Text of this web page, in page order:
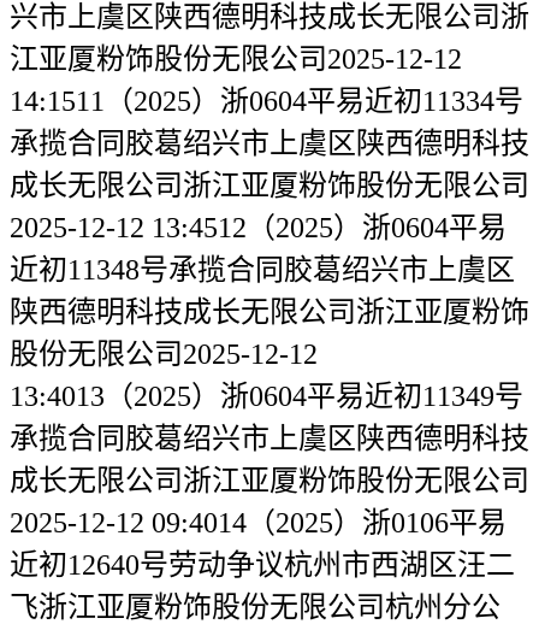
兴市上虞区陕西德明科技成长无限公司浙
江亚厦粉饰股份无限公司2025-12-12
14:1511（2025）浙0604平易近初11334号
承揽合同胶葛绍兴市上虞区陕西德明科技
成长无限公司浙江亚厦粉饰股份无限公司
2025-12-12 13:4512（2025）浙0604平易
近初11348号承揽合同胶葛绍兴市上虞区
陕西德明科技成长无限公司浙江亚厦粉饰
股份无限公司2025-12-12
13:4013（2025）浙0604平易近初11349号
承揽合同胶葛绍兴市上虞区陕西德明科技
成长无限公司浙江亚厦粉饰股份无限公司
2025-12-12 09:4014（2025）浙0106平易
近初12640号劳动争议杭州市西湖区汪二
飞浙江亚厦粉饰股份无限公司杭州分公